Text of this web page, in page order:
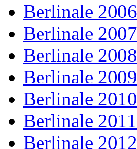
Berlinale 2006
Berlinale 2007
Berlinale 2008
Berlinale 2009
Berlinale 2010
Berlinale 2011
Berlinale 2012